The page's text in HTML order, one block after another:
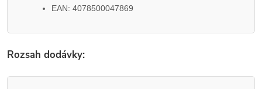
EAN: 4078500047869
Rozsah dodávky: